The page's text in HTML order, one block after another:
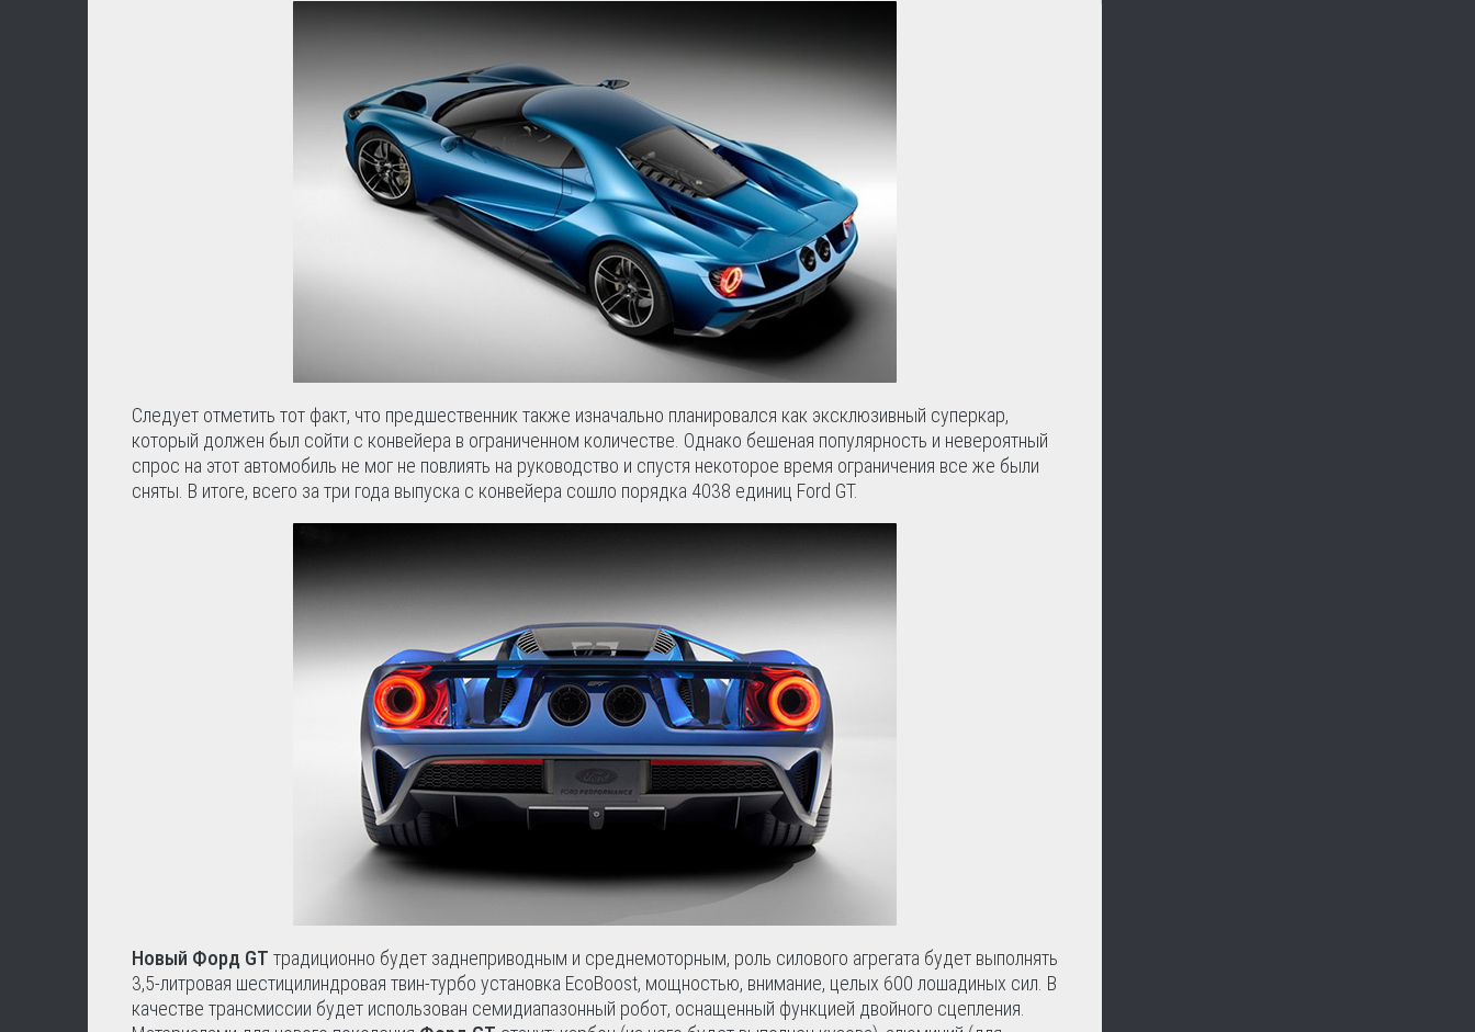
Следует отметить тот факт, что предшественник также изначально планировался как эксклюзивный суперкар,
который должен был сойти с конвейера в ограниченном количестве. Однако бешеная популярность и невероятный
спрос на этот автомобиль не мог не повлиять на руководство и спустя некоторое время ограничения все же были
сняты. В итоге, всего за три года выпуска с конвейера сошло порядка 4038 единиц Ford GT.
Новый Форд GT традиционно будет заднеприводным и среднемоторным, роль силового агрегата будет выполнять
3,5-литровая шестицилиндровая твин-турбо установка EcoBoost, мощностью, внимание, целых 600 лошадиных сил. В
качестве трансмиссии будет использован семидиапазонный робот, оснащенный функцией двойного сцепления.